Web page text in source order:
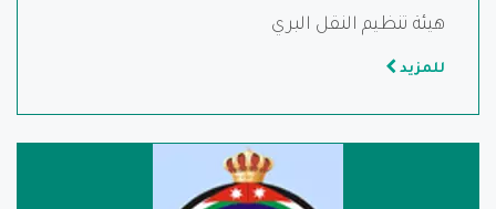
هيئة تنظيم النقل البري
للمزيد